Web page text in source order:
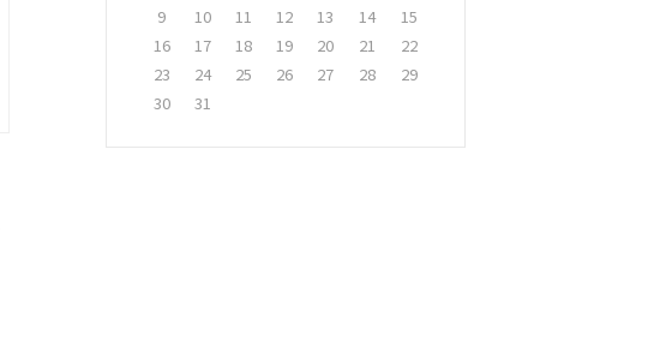
9
10 11 12 13 14
15
16
17 18 19 20 21
22
23
24 25 26 27 28
29
30
31